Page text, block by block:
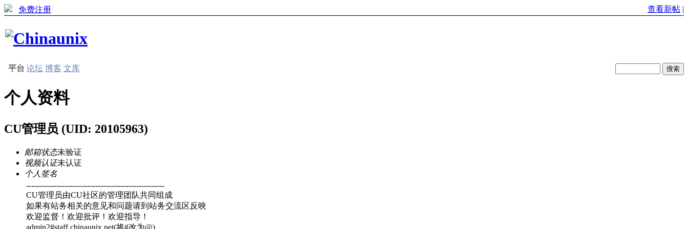
免费注册 查看新帖 |
平台 论坛 博客 文库
个人资料
CU管理员 (UID: 20105963)
邮箱状态未验证
视频认证未认证
个人签名
------------------------------------------------------
CU管理员由CU社区的管理团队共同组成
如果有站务相关的意见和问题请到站务交流区反映
欢迎监督！欢迎批评！欢迎指导！
admin2#staff.chinaunix.net(将#改为@)